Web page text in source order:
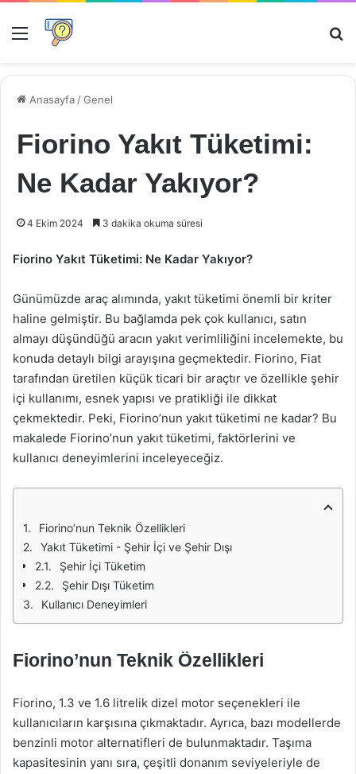
Menü
Anasayfa /Genel
Fiorino Yakıt Tüketimi:
Ne Kadar Yakıyor?
4 Ekim 2024 3 dakika okuma süresi
Fiorino Yakıt Tüketimi: Ne Kadar Yakıyor?
Günümüzde araç alımında, yakıt tüketimi önemli bir kriter
haline gelmiştir. Bu bağlamda pek çok kullanıcı, satın
almayı düşündüğü aracın yakıt verimliliğini incelemekte, bu
konuda detaylı bilgi arayışına geçmektedir. Fiorino, Fiat
tarafından üretilen küçük ticari bir araçtır ve özellikle şehir
içi kullanımı, esnek yapısı ve pratikliği ile dikkat
çekmektedir. Peki, Fiorino’nun yakıt tüketimi ne kadar? Bu
makalede Fiorino’nun yakıt tüketimi, faktörlerini ve
kullanıcı deneyimlerini inceleyeceğiz.
Fiorino’nun Teknik Özellikleri
Yakıt Tüketimi - Şehir İçi ve Şehir Dışı
Şehir İçi Tüketim
Şehir Dışı Tüketim
Kullanıcı Deneyimleri
Fiorino’nun Teknik Özellikleri
Fiorino, 1.3 ve 1.6 litrelik dizel motor seçenekleri ile
kullanıcıların karşısına çıkmaktadır. Ayrıca, bazı modellerde
benzinli motor alternatifleri de bulunmaktadır. Taşıma
kapasitesinin yanı sıra, çeşitli donanım seviyeleriyle de